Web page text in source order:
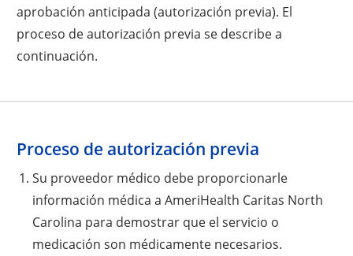
aprobación anticipada (autorización previa). El
proceso de autorización previa se describe a
continuación.
Proceso de autorización previa
Su proveedor médico debe proporcionarle
información médica a AmeriHealth Caritas North
Carolina para demostrar que el servicio o
medicación son médicamente necesarios.